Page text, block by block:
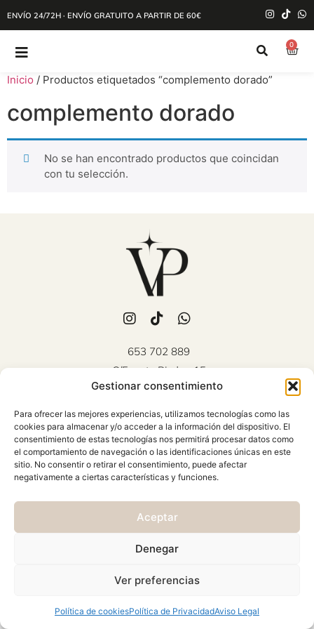
Gestionar consentimiento
Para ofrecer las mejores experiencias, utilizamos tecnologías como las
cookies para almacenar y/o acceder a la información del dispositivo. El
consentimiento de estas tecnologías nos permitirá procesar datos como
el comportamiento de navegación o las identificaciones únicas en este
sitio. No consentir o retirar el consentimiento, puede afectar
negativamente a ciertas características y funciones.
Aceptar
Denegar
Ver preferencias
Política de cookiesPolítica de PrivacidadAviso Legal
ENVÍO 24/72H · ENVÍO GRATUITO A PARTIR DE 60€
0
Inicio / Productos etiquetados “complemento dorado”
complemento dorado
No se han encontrado productos que coincidan
con tu selección.
653 702 889
C/Fuente Piedra, 15
Mollina (Málaga)
Viernes 10:00 - 18:00
AVISO LEGAL
CONDICIONES GENERALES
POLÍTICA DE PRIVACIDAD